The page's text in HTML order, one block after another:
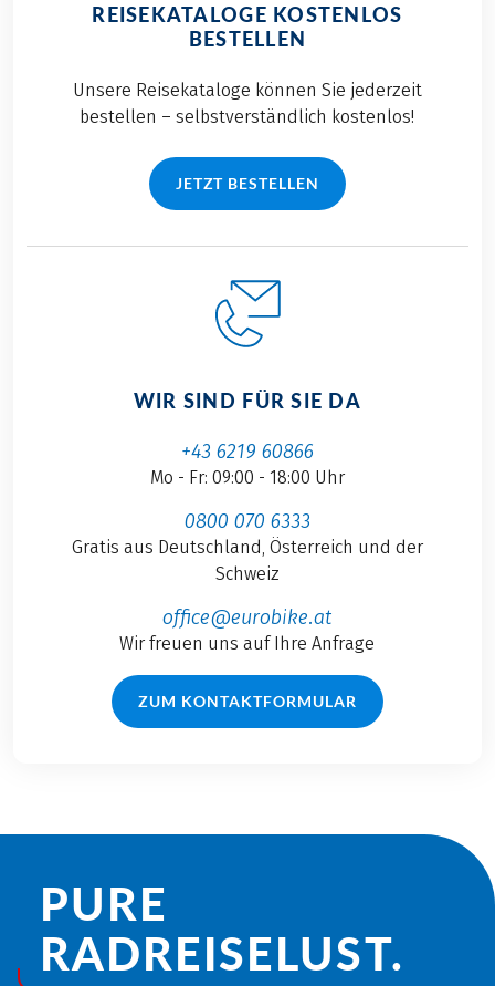
REISEKATALOGE KOSTENLOS
BESTELLEN
Unsere Reisekataloge können Sie jederzeit
bestellen – selbstverständlich kostenlos!
JETZT BESTELLEN
WIR SIND FÜR SIE DA
+43 6219 60866
Mo - Fr: 09:00 - 18:00 Uhr
0800 070 6333
Gratis aus Deutschland, Österreich und der
Schweiz
office@eurobike.at
Wir freuen uns auf Ihre Anfrage
ZUM KONTAKTFORMULAR
PURE
RADREISE­LUST.